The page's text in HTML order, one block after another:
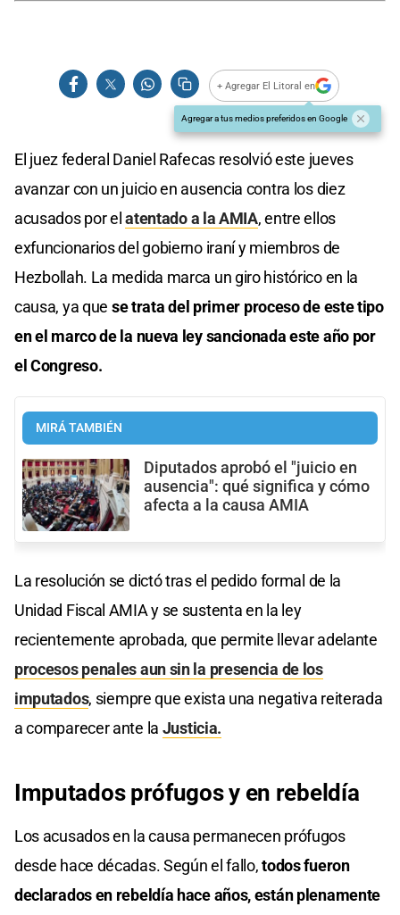
+ Agregar El Litoral en
Agregar a tus medios preferidos en Google
El juez federal Daniel Rafecas resolvió este jueves
avanzar con un juicio en ausencia contra los diez
acusados por elatentado a la AMIA, entre ellos
exfuncionarios del gobierno iraní y miembros de
Hezbollah. La medida marca un giro histórico en la
causa, ya que se trata del primer proceso de este tipo
en el marco de la nueva ley sancionada este año por
el Congreso.
MIRÁ TAMBIÉN
Diputados aprobó el "juicio en
ausencia": qué significa y cómo
afecta a la causa AMIA
La resolución se dictó tras el pedido formal de la
Unidad Fiscal AMIA y se sustenta en la ley
recientemente aprobada, que permite llevar adelante
procesos penales aun sin la presencia de los
imputados, siempre que exista una negativa reiterada
a comparecer ante la Justicia.
Imputados prófugos y en rebeldía
Los acusados en la causa permanecen prófugos
desde hace décadas. Según el fallo,todos fueron
declarados en rebeldía hace años, están plenamente